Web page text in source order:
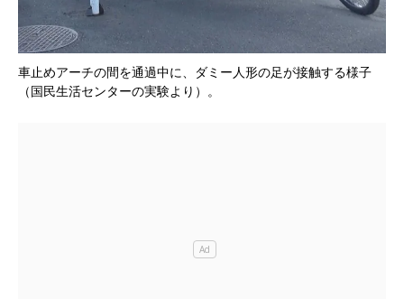
車止めアーチの間を通過中に、ダミー人形の足が接触する様子
（国民生活センターの実験より）。